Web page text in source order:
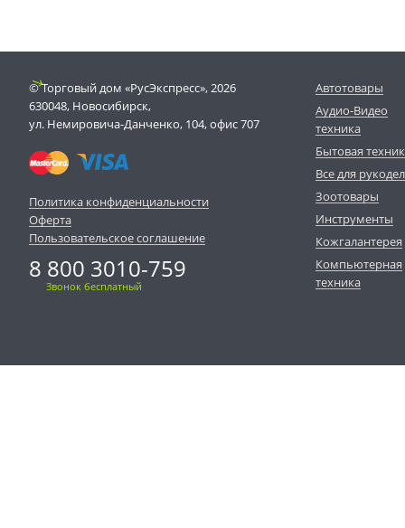
© Торговый дом «РусЭкспресс», 2026
630048, Новосибирск,
ул. Немировича-Данченко, 104, офис 707
Политика конфиденциальности
Оферта
Пользовательское соглашение
8 800 3010-759
Звонок бесплатный
Автотовары
Аудио-Видео
техника
Бытовая
Все для
Зоотовары
Инструменты
Кожгалантерея
Компьютерная
техника